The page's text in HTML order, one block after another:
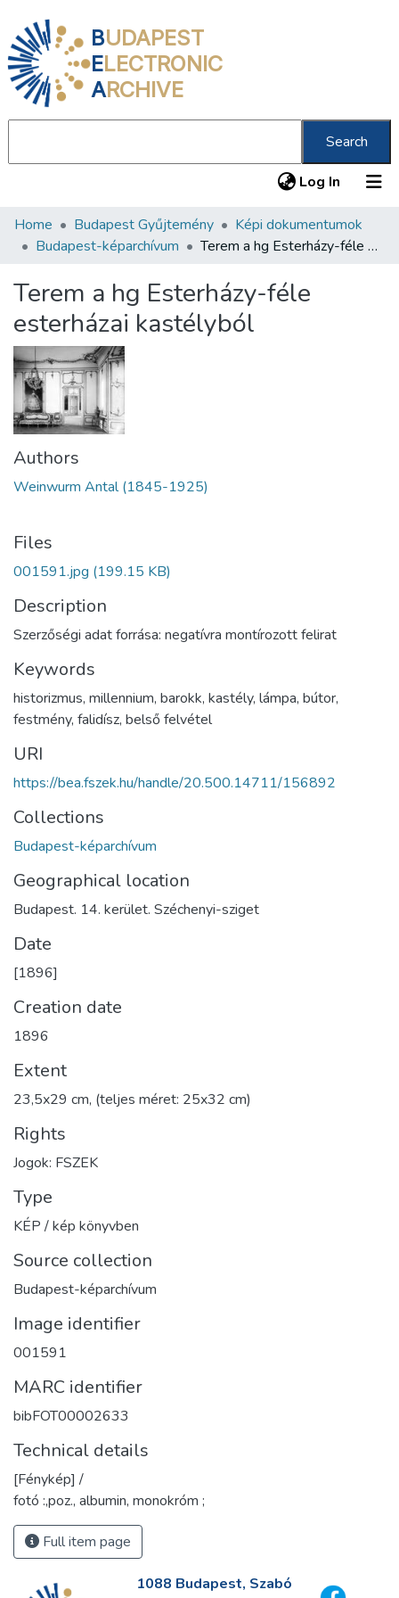
BUDAPEST
ELECTRONIC
ARCHIVE
Search
Log In (current)
Communities & Collections
Statistics
About us
Home Budapest Gyűjtemény
Képi dokumentumok
Budapest-képarchívum
Terem a hg Esterházy-féle esterházai kastélyból
Terem a hg Esterházy-féle
esterházai kastélyból
Authors
Weinwurm Antal (1845-1925)
Files
001591.jpg (199.15 KB)
Description
Szerzőségi adat forrása: negatívra montírozott felirat
Keywords
historizmus, millennium, barokk, kastély, lámpa, bútor,
festmény, falidísz, belső felvétel
URI
https://bea.fszek.hu/handle/20.500.14711/156892
Collections
Budapest-képarchívum
Geographical location
Budapest. 14. kerület. Széchenyi-sziget
Date
[1896]
Creation date
1896
Extent
23,5x29 cm, (teljes méret: 25x32 cm)
Rights
Jogok: FSZEK
Type
KÉP / kép könyvben
Source collection
Budapest-képarchívum
Image identifier
001591
MARC identifier
bibFOT00002633
Technical details
[Fénykép] /
fotó :,poz., albumin, monokróm ;
Full item page
1088 Budapest, Szabó